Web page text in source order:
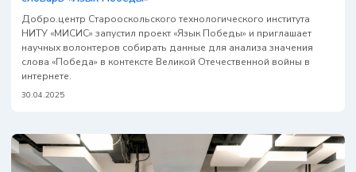
Добро.центр Старооскольского технологического института
НИТУ «МИСИС» запустил проект «Язык Победы» и приглашает
научных волонтеров собирать данные для анализа значения
слова «Победа» в контексте Великой Отечественной войны в
интернете.
30.04.2025